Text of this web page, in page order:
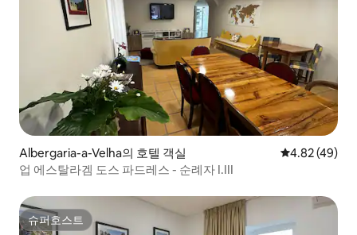
Albergaria-a-Velha의 호텔 객실 평점 4.82점(5
4.82 (49)
업 에스탈라겜 도스 파드레스 - 순례자 I.III
슈퍼호스트
슈퍼호스트